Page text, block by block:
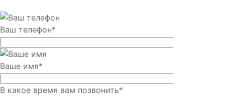
Ваш телефон*
Ваше имя*
В какое время вам позвонить*